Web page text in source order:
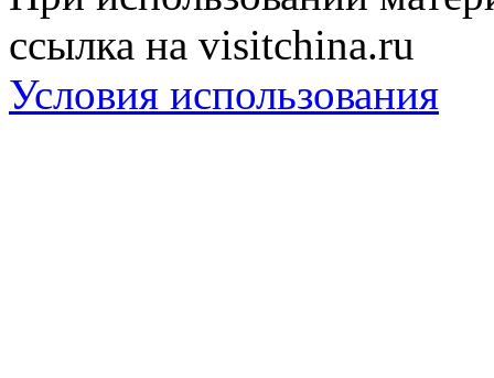
ссылка на visitchina.ru
Условия использования